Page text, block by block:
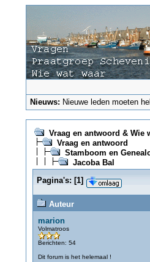
Nieuws: Nieuwe leden moeten
Vraag en antwoord & Wie
Vraag en antwoord
Stamboom en
Jacoba Bal
Pagina's: [1]
Auteur
marion
Volmatroos
Berichten: 54
Dit forum is het helemaal !